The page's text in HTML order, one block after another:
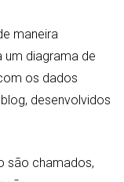
maneira
um diagrama de
os dados
desenvolvidos
são chamados,